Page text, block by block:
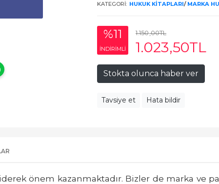
KATEGORI: HUKUK KITAPLARI/ MARKA
%11
INDIRIMLI
1.150,00TL
1.023,50TL
Stokta olunca haber ver
Tavsiye et Hata bildir
önem kazanmaktadır. Bizler de marka ve